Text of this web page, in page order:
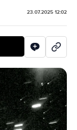
23.07.2025 12:02